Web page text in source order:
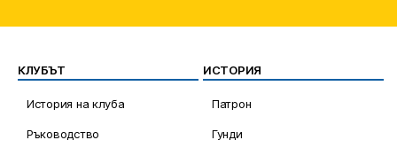
КЛУБЪТ
История на клуба
Ръководство
ИСТОРИЯ
Патрон
Гунди